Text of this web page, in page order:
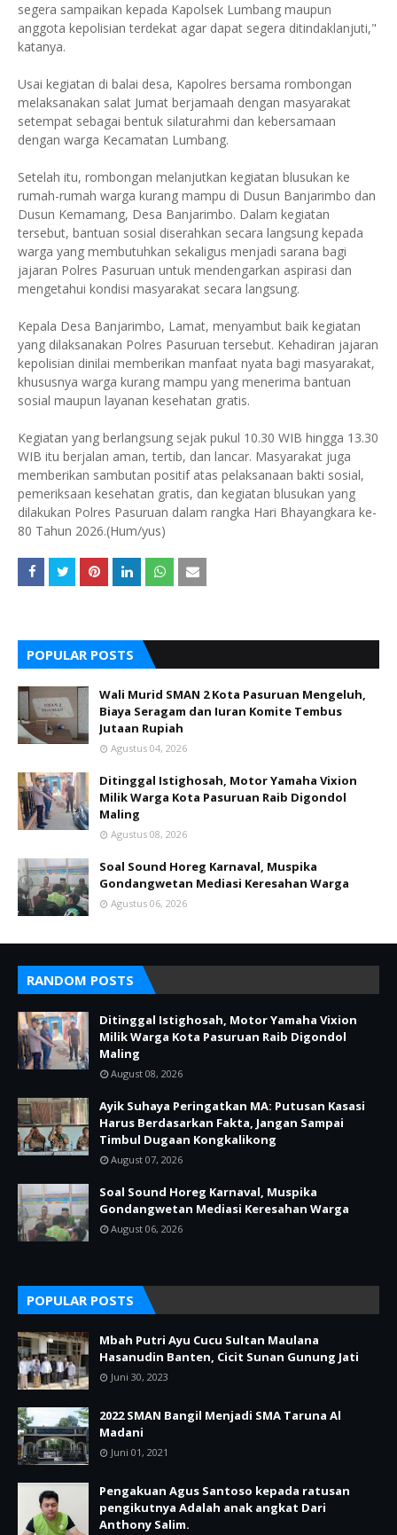
segera sampaikan kepada Kapolsek Lumbang maupun
anggota kepolisian terdekat agar dapat segera ditindaklanjuti,"
katanya.
Usai kegiatan di balai desa, Kapolres bersama rombongan
melaksanakan salat Jumat berjamaah dengan masyarakat
setempat sebagai bentuk silaturahmi dan kebersamaan
dengan warga Kecamatan Lumbang.
Setelah itu, rombongan melanjutkan kegiatan blusukan ke
rumah-rumah warga kurang mampu di Dusun Banjarimbo dan
Dusun Kemamang, Desa Banjarimbo. Dalam kegiatan
tersebut, bantuan sosial diserahkan secara langsung kepada
warga yang membutuhkan sekaligus menjadi sarana bagi
jajaran Polres Pasuruan untuk mendengarkan aspirasi dan
mengetahui kondisi masyarakat secara langsung.
Kepala Desa Banjarimbo, Lamat, menyambut baik kegiatan
yang dilaksanakan Polres Pasuruan tersebut. Kehadiran jajaran
kepolisian dinilai memberikan manfaat nyata bagi masyarakat,
khususnya warga kurang mampu yang menerima bantuan
sosial maupun layanan kesehatan gratis.
Kegiatan yang berlangsung sejak pukul 10.30 WIB hingga 13.30
WIB itu berjalan aman, tertib, dan lancar. Masyarakat juga
memberikan sambutan positif atas pelaksanaan bakti sosial,
pemeriksaan kesehatan gratis, dan kegiatan blusukan yang
dilakukan Polres Pasuruan dalam rangka Hari Bhayangkara ke-
80 Tahun 2026.(Hum/yus)
POPULAR POSTS
Wali Murid SMAN 2 Kota Pasuruan Mengeluh,
Biaya Seragam dan Iuran Komite Tembus
Jutaan Rupiah
Agustus 04, 2026
Ditinggal Istighosah, Motor Yamaha Vixion
Milik Warga Kota Pasuruan Raib Digondol
Maling
Agustus 08, 2026
Soal Sound Horeg Karnaval, Muspika
Gondangwetan Mediasi Keresahan Warga
Agustus 06, 2026
RANDOM POSTS
Ditinggal Istighosah, Motor Yamaha Vixion
Milik Warga Kota Pasuruan Raib Digondol
Maling
August 08, 2026
Ayik Suhaya Peringatkan MA: Putusan Kasasi
Harus Berdasarkan Fakta, Jangan Sampai
Timbul Dugaan Kongkalikong
August 07, 2026
Soal Sound Horeg Karnaval, Muspika
Gondangwetan Mediasi Keresahan Warga
August 06, 2026
POPULAR POSTS
Mbah Putri Ayu Cucu Sultan Maulana
Hasanudin Banten, Cicit Sunan Gunung Jati
Juni 30, 2023
2022 SMAN Bangil Menjadi SMA Taruna Al
Madani
Juni 01, 2021
Pengakuan Agus Santoso kepada ratusan
pengikutnya Adalah anak angkat Dari
Anthony Salim.